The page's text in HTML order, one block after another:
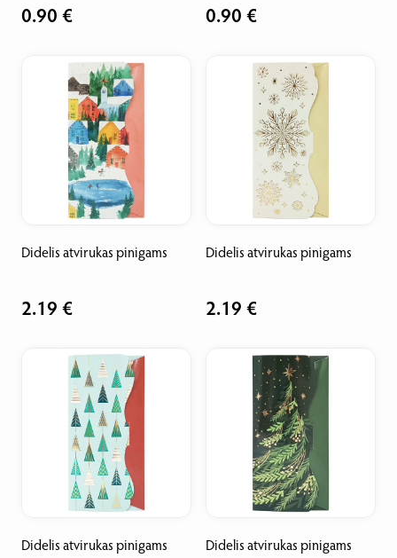
0.90 € 0.90 €
Didelis atvirukas pinigams
2.19 €
Didelis atvirukas pinigams
2.19 €
Didelis atvirukas pinigams Didelis atvirukas pinigams